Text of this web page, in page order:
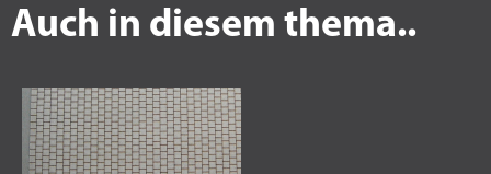
Auch in diesem thema..